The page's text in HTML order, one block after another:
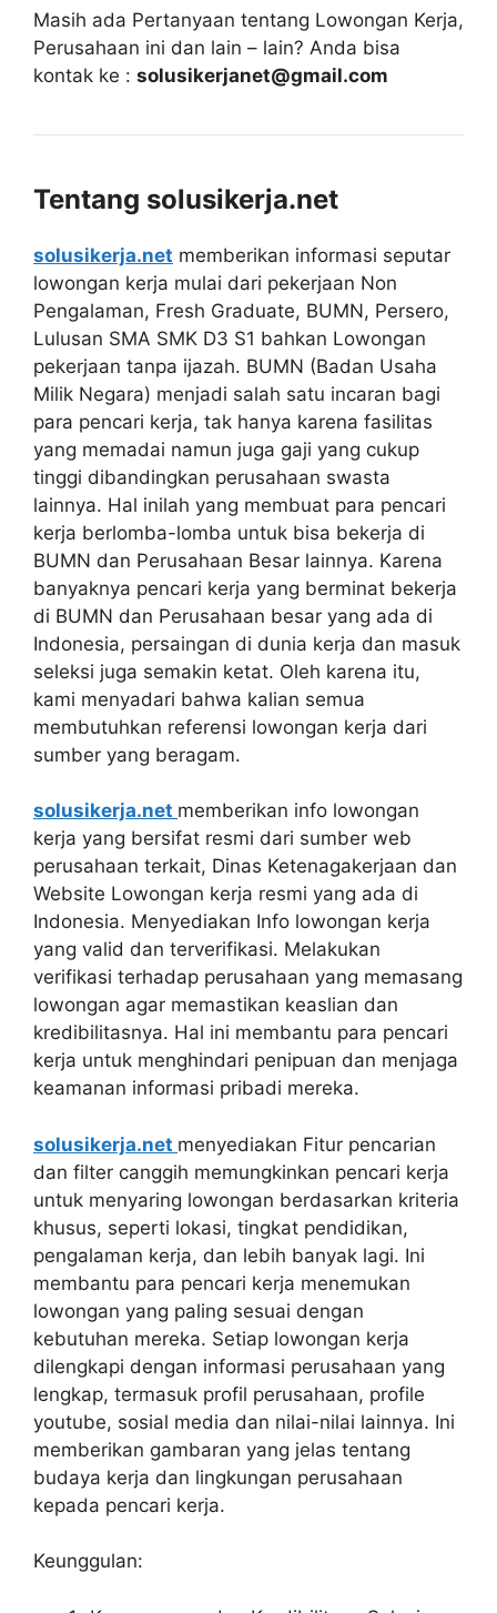
Masih ada Pertanyaan tentang Lowongan Kerja,
Perusahaan ini dan lain – lain? Anda bisa
kontak ke : solusikerjanet@gmail.com
Tentang solusikerja.net
solusikerja.net memberikan informasi seputar
lowongan kerja mulai dari pekerjaan Non
Pengalaman, Fresh Graduate, BUMN, Persero,
Lulusan SMA SMK D3 S1 bahkan Lowongan
pekerjaan tanpa ijazah. BUMN (Badan Usaha
Milik Negara) menjadi salah satu incaran bagi
para pencari kerja, tak hanya karena fasilitas
yang memadai namun juga gaji yang cukup
tinggi dibandingkan perusahaan swasta
lainnya. Hal inilah yang membuat para pencari
kerja berlomba-lomba untuk bisa bekerja di
BUMN dan Perusahaan Besar lainnya. Karena
banyaknya pencari kerja yang berminat bekerja
di BUMN dan Perusahaan besar yang ada di
Indonesia, persaingan di dunia kerja dan masuk
seleksi juga semakin ketat. Oleh karena itu,
kami menyadari bahwa kalian semua
membutuhkan referensi lowongan kerja dari
sumber yang beragam.
solusikerja.net memberikan info lowongan
kerja yang bersifat resmi dari sumber web
perusahaan terkait, Dinas Ketenagakerjaan dan
Website Lowongan kerja resmi yang ada di
Indonesia. Menyediakan Info lowongan kerja
yang valid dan terverifikasi. Melakukan
verifikasi terhadap perusahaan yang memasang
lowongan agar memastikan keaslian dan
kredibilitasnya. Hal ini membantu para pencari
kerja untuk menghindari penipuan dan menjaga
keamanan informasi pribadi mereka.
solusikerja.net menyediakan Fitur pencarian
dan filter canggih memungkinkan pencari kerja
untuk menyaring lowongan berdasarkan kriteria
khusus, seperti lokasi, tingkat pendidikan,
pengalaman kerja, dan lebih banyak lagi. Ini
membantu para pencari kerja menemukan
lowongan yang paling sesuai dengan
kebutuhan mereka. Setiap lowongan kerja
dilengkapi dengan informasi perusahaan yang
lengkap, termasuk profil perusahaan, profile
youtube, sosial media dan nilai-nilai lainnya. Ini
memberikan gambaran yang jelas tentang
budaya kerja dan lingkungan perusahaan
kepada pencari kerja.
Keunggulan: